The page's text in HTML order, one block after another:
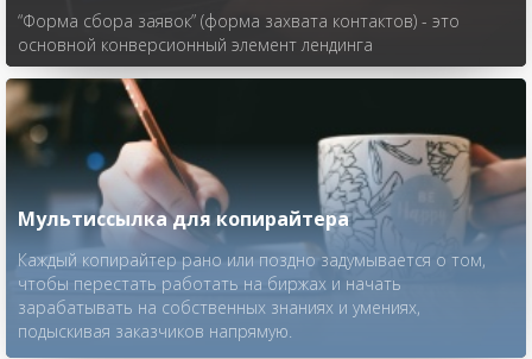
“Форма сбора заявок” (форма захвата контактов) - это
основной конверсионный элемент лендинга
Мультиссылка для копирайтера
Каждый копирайтер рано или поздно задумывается о том,
чтобы перестать работать на биржах и начать
зарабатывать на собственных знаниях и умениях,
подыскивая заказчиков напрямую.